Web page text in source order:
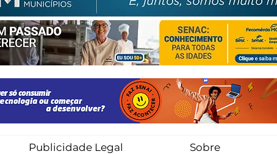
Publicidade Legal Sobre